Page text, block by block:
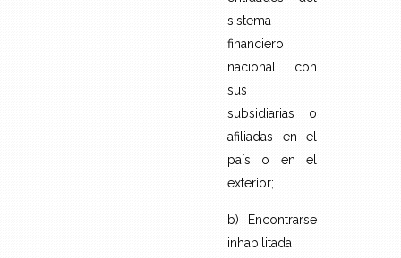
sistema
financiero
nacional, con
sus
subsidiarias o
afiliadas en el
país o en el
exterior;
b) Encontrarse
inhabilitada